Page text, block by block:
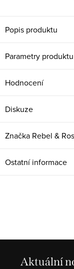
Popis produktu
Parametry produktu
Hodnocení
Diskuze
Značka Rebel &
Ostatní informace
Aktuální